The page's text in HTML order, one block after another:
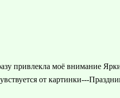
привлекла моё внимание
от картинки---